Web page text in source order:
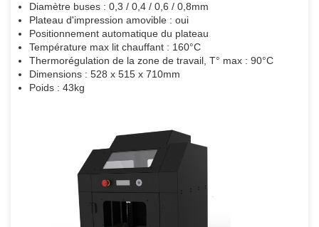
Diamètre buses : 0,3 / 0,4 / 0,6 / 0,8mm
Plateau d'impression amovible : oui
Positionnement automatique du plateau
Température max lit chauffant : 160°C
Thermorégulation de la zone de travail, T° max : 90°C
Dimensions : 528 x 515 x 710mm
Poids : 43kg